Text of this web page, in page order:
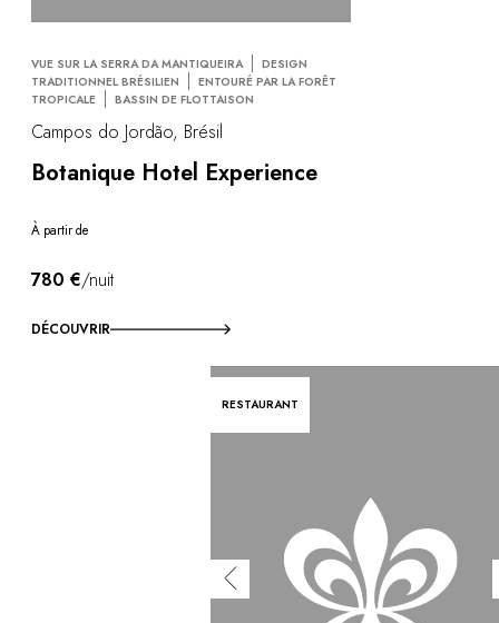
VUE SUR LA SERRA DA MANTIQUEIRA
DESIGN
TRADITIONNEL BRÉSILIEN
ENTOURÉ PAR LA FORÊT
TROPICALE
BASSIN DE FLOTTAISON
Campos do Jordão, Brésil
Botanique Hotel Experience
À partir de
780 €/nuit
DÉCOUVRIR
RESTAURANT